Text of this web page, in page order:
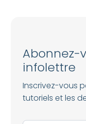
Abonnez-
infolettre
Inscrivez-vous
tutoriels et les